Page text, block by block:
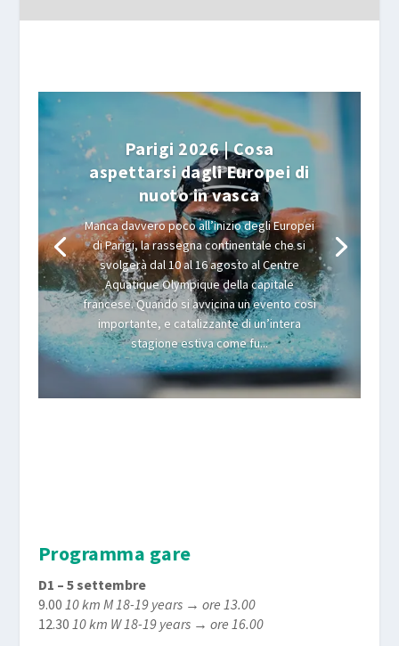
Parigi 2026 | Cosa
aspettarsi dagli Europei di
nuoto in vasca
Manca davvero poco all’inizio degli Europei
di Parigi, la rassegna continentale che si
svolgerà dal 10 al 16 agosto al Centre
Aquatique Olympique della capitale
francese. Quando si avvicina un evento così
importante, e catalizzante di un’intera
stagione estiva come fu...
Programma gare
D1 – 5 settembre
9.00 10 km M 18-19 years → ore 13.00
12.30 10 km W 18-19 years → ore 16.00